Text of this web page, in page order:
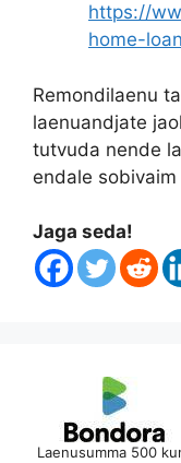
https://
home-
Remondilaenu
laenuandjate
tutvuda nende
endale
Jaga seda!
Laenusumma 500